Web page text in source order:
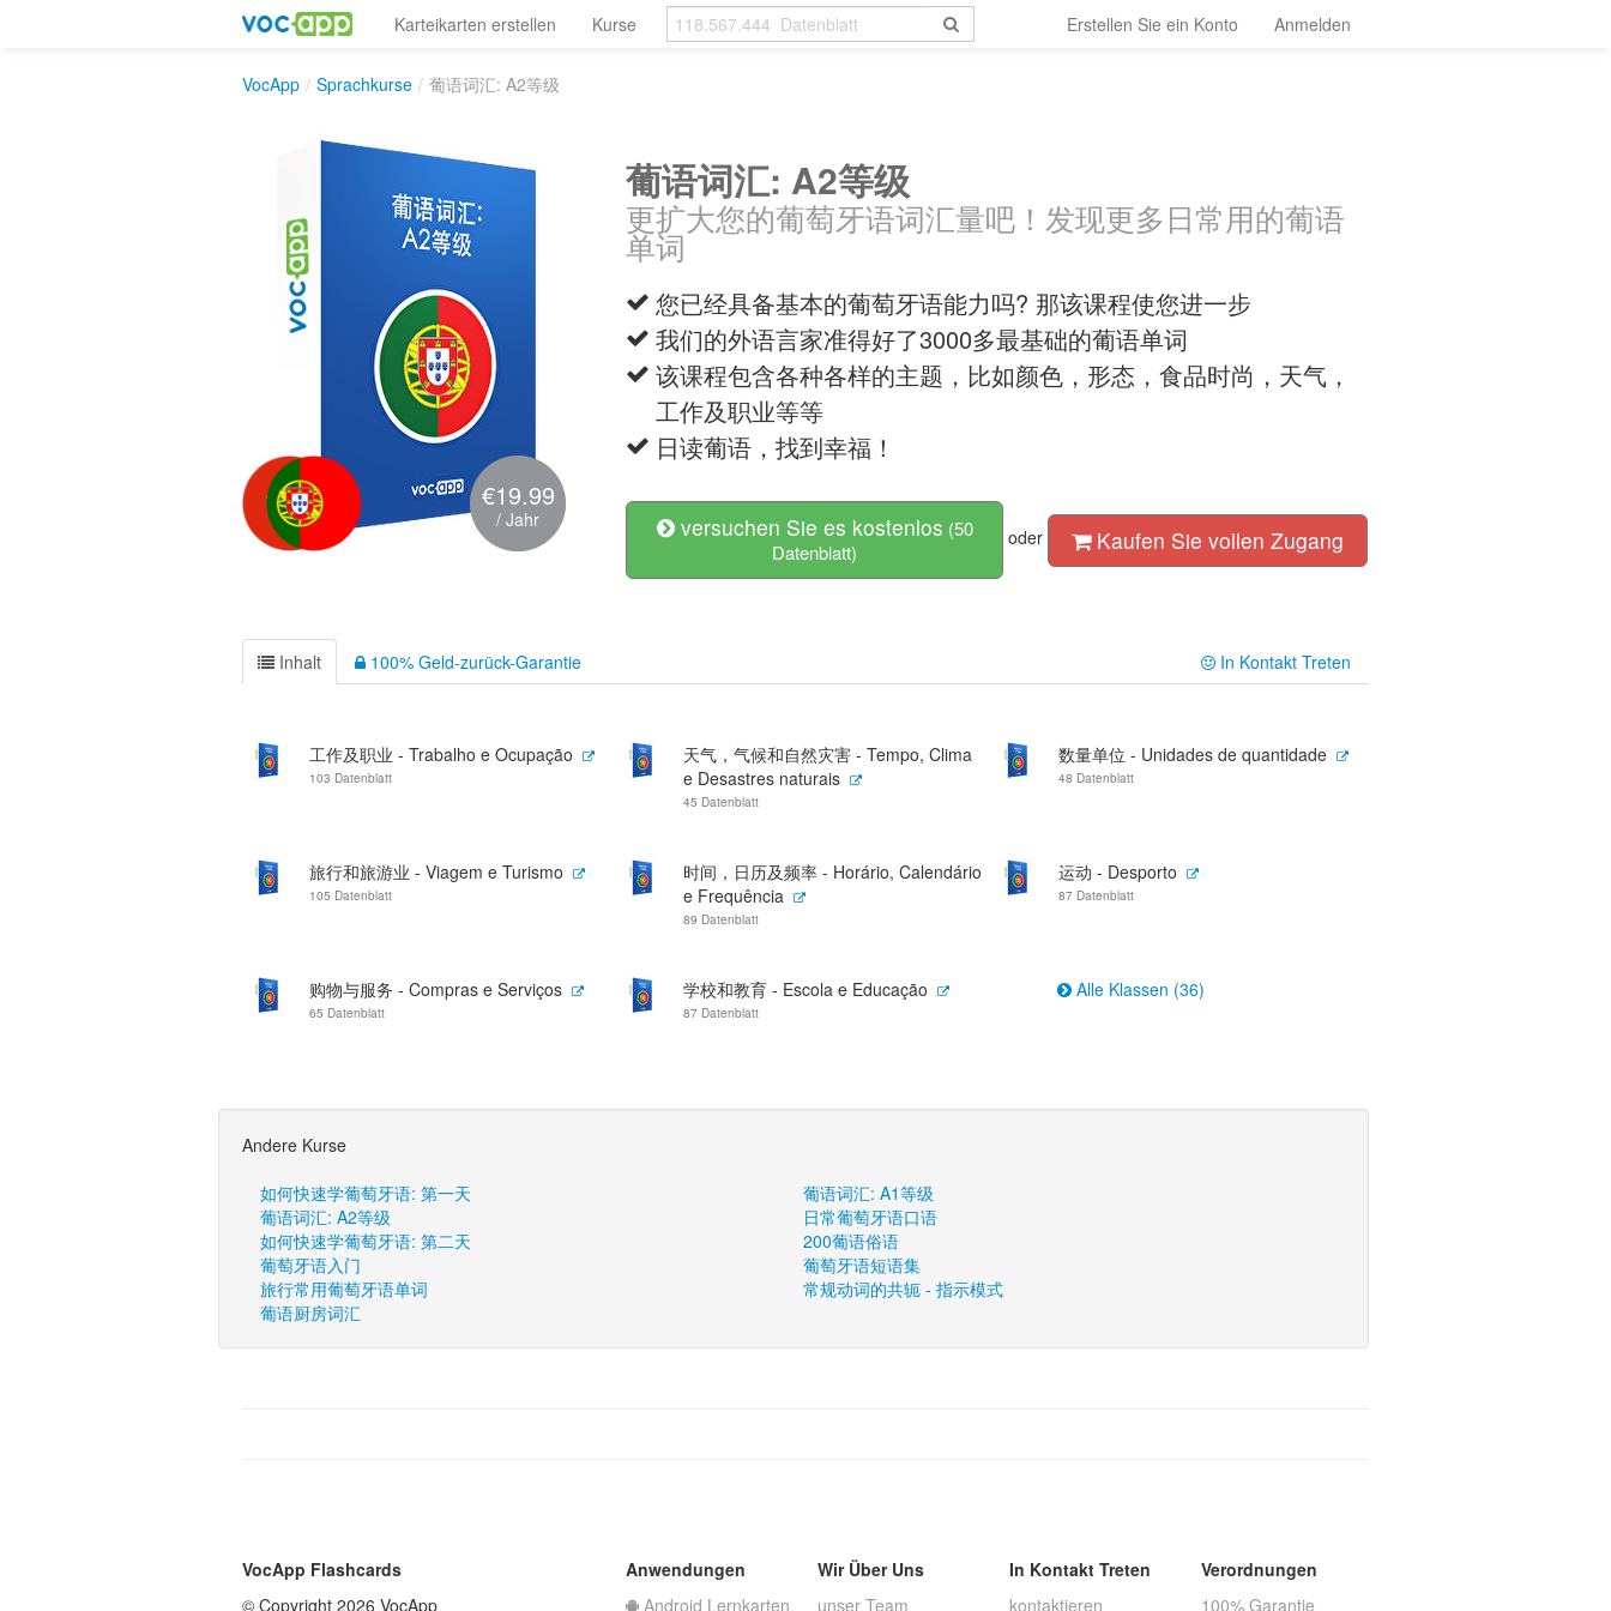
Karteikarten erstellen Kurse Erstellen Sie ein Konto Anmelden
VocApp / Sprachkurse / 葡语词汇: A2等级
€19.99
/ Jahr
葡语词汇: A2等级
更扩大您的葡萄牙语词汇量吧！发现更多日常用的葡语
单词
您已经具备基本的葡萄牙语能力吗? 那该课程使您进一步
我们的外语言家准得好了3000多最基础的葡语单词
该课程包含各种各样的主题，比如颜色，形态，食品时尚，天气，
工作及职业等等
日读葡语，找到幸福！
versuchen Sie es kostenlos (50
Datenblatt)
oder Kaufen Sie vollen Zugang
Inhalt 100% Geld-zurück-Garantie In Kontakt Treten
工作及职业 - Trabalho e Ocupação
103 Datenblatt
天气，气候和自然灾害 - Tempo, Clima
e Desastres naturais
45 Datenblatt
数量单位 - Unidades de quantidade
48 Datenblatt
旅行和旅游业 - Viagem e Turismo
105 Datenblatt
时间，日历及频率 - Horário, Calendário
e Frequência
89 Datenblatt
运动 - Desporto
87 Datenblatt
购物与服务 - Compras e Serviços
65 Datenblatt
学校和教育 - Escola e Educação
87 Datenblatt
Alle Klassen (36)
Andere Kurse
如何快速学葡萄牙语: 第一天
葡语词汇: A1等级
葡语词汇: A2等级
日常葡萄牙语口语
如何快速学葡萄牙语: 第二天
200葡语俗语
葡萄牙语入门
葡萄牙语短语集
旅行常用葡萄牙语单词
常规动词的共轭 - 指示模式
葡语厨房词汇
VocApp Flashcards
© Copyright 2026 VocApp
Anwendungen
Android Lernkarten
Wir Über Uns
unser Team
In Kontakt Treten
kontaktieren
Verordnungen
100% Garantie